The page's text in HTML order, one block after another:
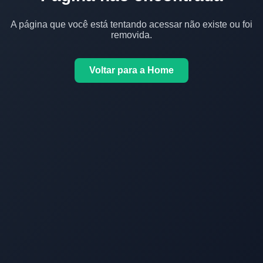
A página que você está tentando acessar não existe ou foi
removida.
Voltar para a Home